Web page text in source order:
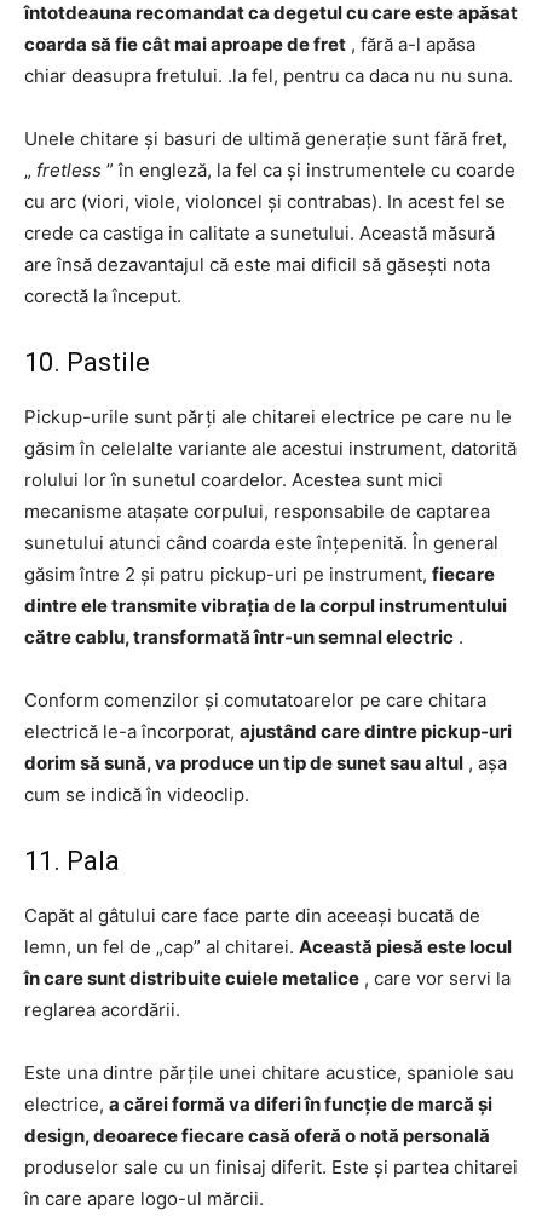
întotdeauna recomandat ca degetul cu care este apăsat
coarda să fie cât mai aproape de fret , fără a-l apăsa
chiar deasupra fretului. .la fel, pentru ca daca nu nu suna.
Unele chitare și basuri de ultimă generație sunt fără fret,
„ fretless ” în engleză, la fel ca și instrumentele cu coarde
cu arc (viori, viole, violoncel și contrabas). In acest fel se
crede ca castiga in calitate a sunetului. Această măsură
are însă dezavantajul că este mai dificil să găsești nota
corectă la început.
10. Pastile
Pickup-urile sunt părți ale chitarei electrice pe care nu le
găsim în celelalte variante ale acestui instrument, datorită
rolului lor în sunetul coardelor. Acestea sunt mici
mecanisme atașate corpului, responsabile de captarea
sunetului atunci când coarda este înțepenită. În general
găsim între 2 și patru pickup-uri pe instrument, fiecare
dintre ele transmite vibrația de la corpul instrumentului
către cablu, transformată într-un semnal electric .
Conform comenzilor și comutatoarelor pe care chitara
electrică le-a încorporat, ajustând care dintre pickup-uri
dorim să sună, va produce un tip de sunet sau altul , așa
cum se indică în videoclip.
11. Pala
Capăt al gâtului care face parte din aceeași bucată de
lemn, un fel de „cap” al chitarei. Această piesă este locul
în care sunt distribuite cuiele metalice , care vor servi la
reglarea acordării.
Este una dintre părțile unei chitare acustice, spaniole sau
electrice, a cărei formă va diferi în funcție de marcă și
design, deoarece fiecare casă oferă o notă personală
produselor sale cu un finisaj diferit. Este și partea chitarei
în care apare logo-ul mărcii.